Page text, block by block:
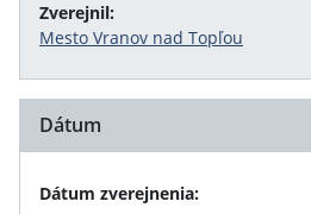
Zverejnil:
Mesto Vranov nad Topľou
Dátum
Dátum zverejnenia: